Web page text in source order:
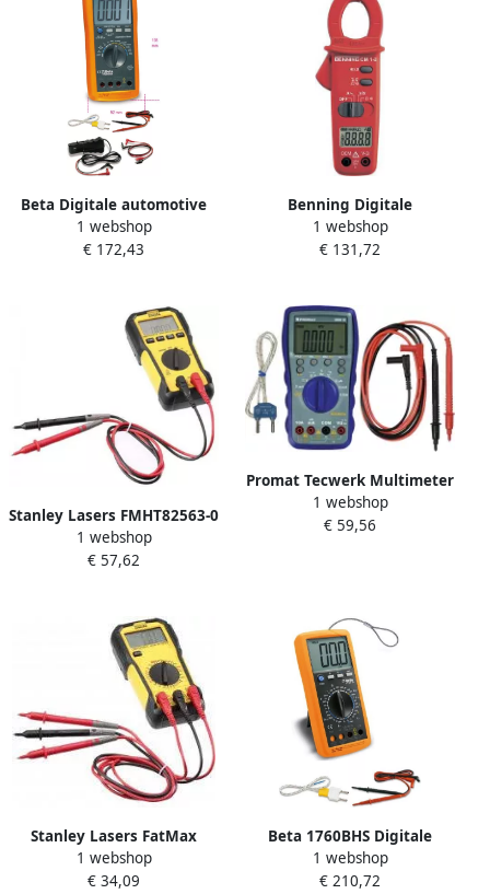
Beta Digitale automotive
multimeter 1760DGT
017600005
1 webshop
€ 172,43
Benning Digitale
stroomtang multimeter CM
1-2 044062
1 webshop
€ 131,72
Stanley Lasers FMHT82563-0
FatMax Smart Digitale
Multimeter FMHT82563-0
1 webshop
€ 57,62
Promat Tecwerk Multimeter
| DMM 10 | 0-600 V AC DC |
WAAR RMS | Temperatuur
1 webshop
€ 59,56
Stanley Lasers FatMax
Digitale Multimeter
FMHT82565-0
1 webshop
€ 34,09
Beta 1760BHS Digitale
multimeter H-SAFE
017604012
1 webshop
€ 210,72